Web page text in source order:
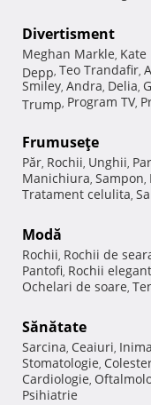
Divertisment
Meghan Markle,
Depp, Teo Trandafir,
Smiley, Andra, Delia,
Trump, Program TV,
Frumuseţe
Păr, Rochii, Unghii,
Manichiura, Sampon,
Tratament celulita,
Modă
Rochii, Rochii de
Pantofi, Rochii
Ochelari de soare,
Sănătate
Sarcina, Ceaiuri, Inima
Stomatologie,
Cardiologie,
Psihiatrie